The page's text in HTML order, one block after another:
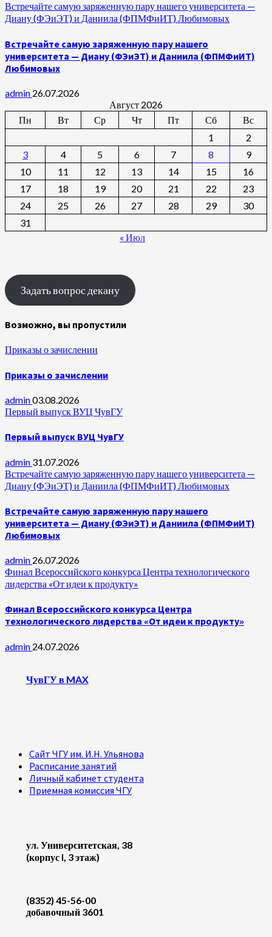
Встречайте самую заряженную пару нашего университета —
Диану (ФЭиЭТ) и Даниила (ФПМФиИТ) Любимовых
Встречайте самую заряженную пару нашего
университета — Диану (ФЭиЭТ) и Даниила (ФПМФиИТ)
Любимовых
admin 26.07.2026
Август 2026
Пн
Вт Ср Чт Пт Сб
Вс
1
2
3
4 5 6 7 8
9
10
11 12 13 14 15
16
17
18 19 20 21 22
23
24
25 26 27 28 29
30
31
« Июл
Задать вопрос декану
Возможно, вы пропустили
Приказы о зачислении
Приказы о зачислении
admin03.08.2026
Первый выпуск ВУЦ ЧувГУ
Первый выпуск ВУЦ ЧувГУ
admin 31.07.2026
Встречайте самую заряженную пару нашего университета —
Диану (ФЭиЭТ) и Даниила (ФПМФиИТ) Любимовых
Встречайте самую заряженную пару нашего
университета — Диану (ФЭиЭТ) и Даниила (ФПМФиИТ)
Любимовых
admin 26.07.2026
Финал Всероссийского конкурса Центра технологического
лидерства «От идеи к продукту»
Финал Всероссийского конкурса Центра
технологического лидерства «От идеи к продукту»
admin 24.07.2026
ЧувГУ в MAX
Сайт ЧГУ им. И.Н. Ульянова
Расписание занятий
Личный кабинет студента
Приемная комиссия ЧГУ
ул. Университетская, 38
(корпус I, 3 этаж)
(8352) 45-56-00
добавочный 3601